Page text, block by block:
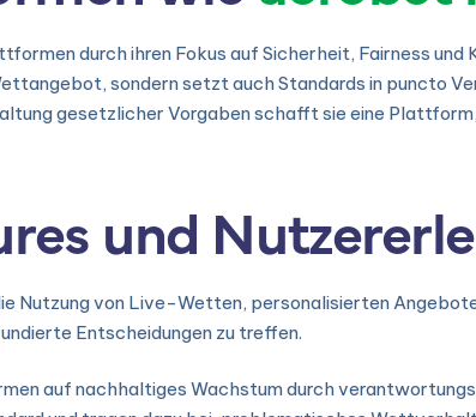
durch ihren Fokus auf Sicherheit, Fairness
sondern setzt auch Standards in puncto
gesetzlicher Vorgaben schafft sie eine
und
Nutzung von Live-Wetten, personalisierten
Entscheidungen zu treffen.
auf nachhaltiges Wachstum durch